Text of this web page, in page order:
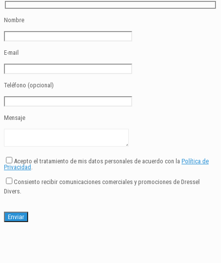
Nombre
E-mail
Teléfono (opcional)
Mensaje
Acepto el tratamiento de mis datos personales de acuerdo con la Política de
Privacidad .
Consiento recibir comunicaciones comerciales y promociones de Dressel
Divers.